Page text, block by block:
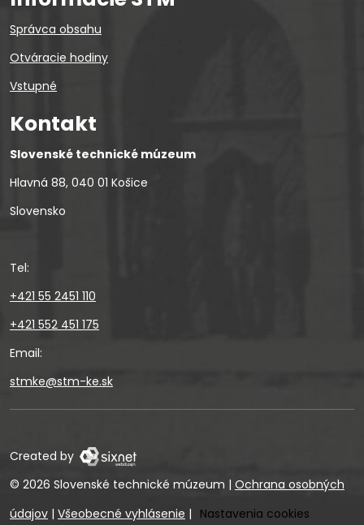
Správca obsahu
Otváracie hodiny
Vstupné
Kontakt
Slovenské technické múzeum
Hlavná 88, 040 01 Košice
Slovensko
Tel:
+421 55 2451 110
+421 552 451 175
Email:
stmke@stm-ke.sk
Created by
© 2026 Slovenské technické múzeum | Ochrana osobných
údajov | Všeobecné vyhlásenie | Nastavenia cookies